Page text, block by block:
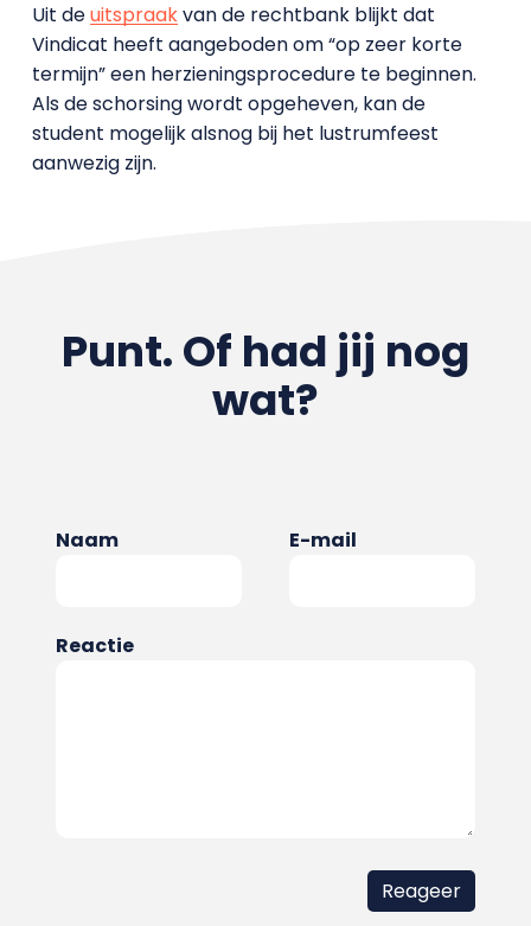
Uit deuitspraakvan de rechtbank blijkt dat
Vindicat heeft aangeboden om “op zeer korte
termijn” een herzieningsprocedure te beginnen.
Als de schorsing wordt opgeheven, kan de
student mogelijk alsnog bij het lustrumfeest
aanwezig zijn.
Punt. Of had jij nog
wat?
Naam E-mail
Reactie